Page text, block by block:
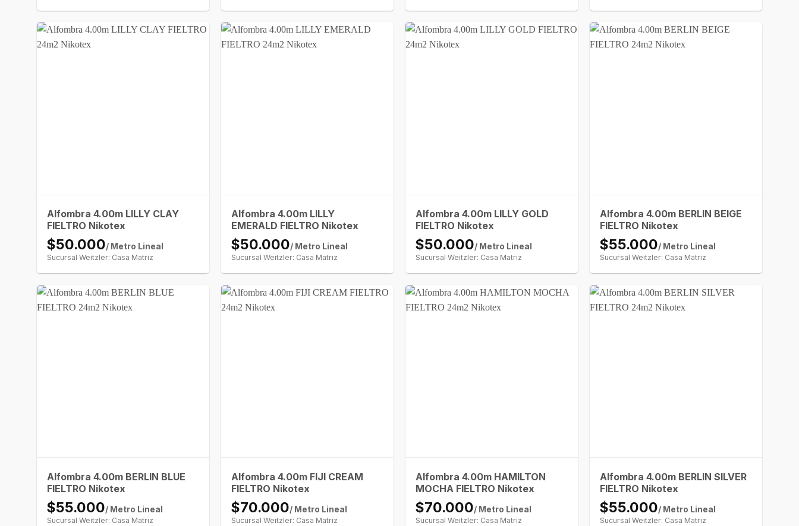
Alfombra 4.00m LILLY CLAY
FIELTRO Nikotex
$50.000/ Metro Lineal
Sucursal Weitzler: Casa Matriz
Alfombra 4.00m LILLY
EMERALD FIELTRO Nikotex
$50.000/ Metro Lineal
Sucursal Weitzler: Casa Matriz
Alfombra 4.00m LILLY GOLD
FIELTRO Nikotex
$50.000/ Metro Lineal
Sucursal Weitzler: Casa Matriz
Alfombra 4.00m BERLIN BEIGE
FIELTRO Nikotex
$55.000/ Metro Lineal
Sucursal Weitzler: Casa Matriz
Alfombra 4.00m BERLIN BLUE
FIELTRO Nikotex
$55.000/ Metro Lineal
Sucursal Weitzler: Casa Matriz
Alfombra 4.00m FIJI CREAM
FIELTRO Nikotex
$70.000/ Metro Lineal
Sucursal Weitzler: Casa Matriz
Alfombra 4.00m HAMILTON
MOCHA FIELTRO Nikotex
$70.000/ Metro Lineal
Sucursal Weitzler: Casa Matriz
Alfombra 4.00m BERLIN SILVER
FIELTRO Nikotex
$55.000/ Metro Lineal
Sucursal Weitzler: Casa Matriz